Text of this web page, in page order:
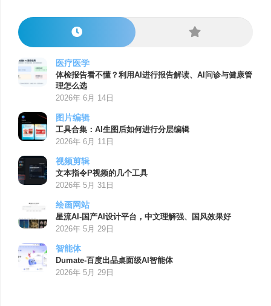
医疗医学
体检报告看不懂？利用AI进行报告解读、AI问诊与健康管
理怎么选
2026年 6月 14日
图片编辑
工具合集：AI生图后如何进行分层编辑
2026年 6月 11日
视频剪辑
文本指令P视频的几个工具
2026年 5月 31日
绘画网站
星流AI-国产AI设计平台，中文理解强、国风效果好
2026年 5月 29日
智能体
Dumate-百度出品桌面级AI智能体
2026年 5月 29日